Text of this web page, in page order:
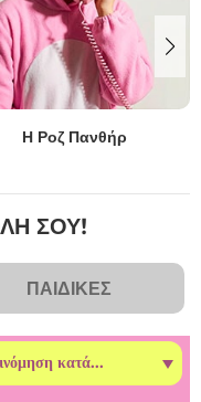
Η Ροζ Πανθήρ
ΣΟΥ!
ΠΑΙΔΙΚΈΣ